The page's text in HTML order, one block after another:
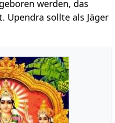
werden, das
Upendra sollte als Jäger